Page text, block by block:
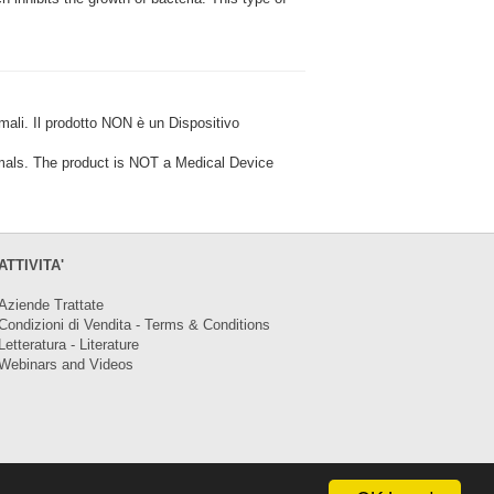
Il prodotto NON è un Dispositivo
The product is NOT a Medical Device
Trattate
di Vendita - Terms & Conditions
Letteratura - Literature
and Videos